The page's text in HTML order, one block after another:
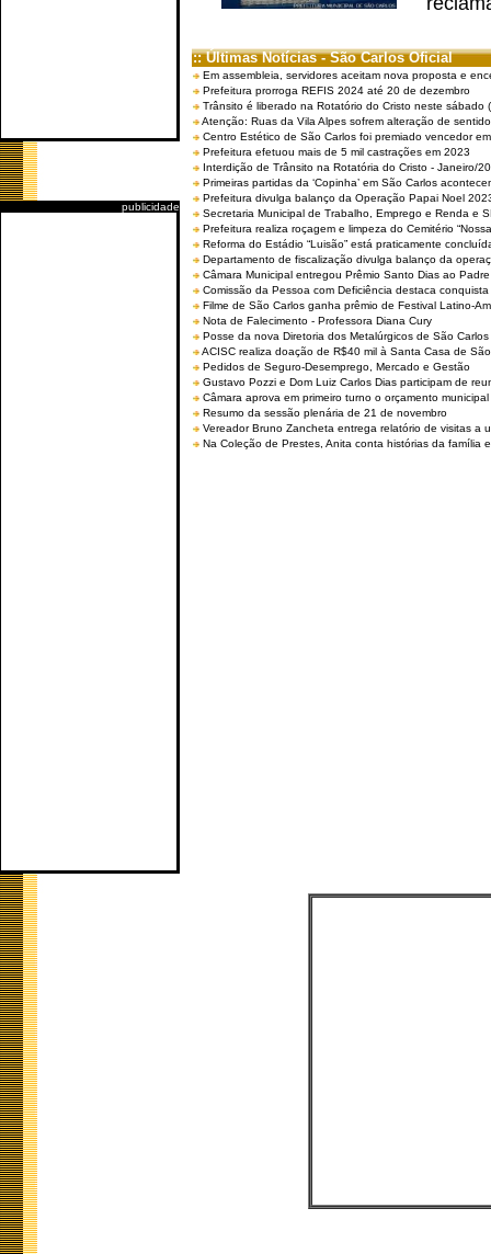
publicidade
:: Últimas Notícias - São Carlos Oficial
Em assembleia, servidores aceitam nova proposta e
Prefeitura prorroga REFIS 2024 até 20 de dezembro
Trânsito é liberado na Rotatório do Cristo neste sábado
Atenção: Ruas da Vila Alpes sofrem alteração de
Centro Estético de São Carlos foi premiado vencedor
Prefeitura efetuou mais de 5 mil castrações em 2023
Interdição de Trânsito na Rotatória do Cristo - Janeiro/
Primeiras partidas da ‘Copinha’ em São Carlos
Prefeitura divulga balanço da Operação Papai Noel
Secretaria Municipal de Trabalho, Emprego e Renda e
Prefeitura realiza roçagem e limpeza do Cemitério
Reforma do Estádio “Luisão” está praticamente
Departamento de fiscalização divulga balanço da
Câmara Municipal entregou Prêmio Santo Dias ao
Comissão da Pessoa com Deficiência destaca
Filme de São Carlos ganha prêmio de Festival Latino-
Nota de Falecimento - Professora Diana Cury
Posse da nova Diretoria dos Metalúrgicos de São
ACISC realiza doação de R$40 mil à Santa Casa de
Pedidos de Seguro-Desemprego, Mercado e Gestão
Gustavo Pozzi e Dom Luiz Carlos Dias participam de
Câmara aprova em primeiro turno o orçamento
Resumo da sessão plenária de 21 de novembro
Vereador Bruno Zancheta entrega relatório de visitas a
Na Coleção de Prestes, Anita conta histórias da família